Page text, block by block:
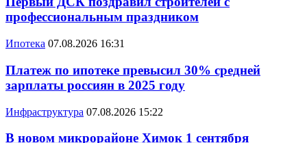
профессиональным праздником
Ипотека 07.08.2026 16:31
Платеж по ипотеке превысил 30% средней
зарплаты россиян в 2025 году
Инфраструктура 07.08.2026 15:22
В новом микрорайоне Химок 1 сентября